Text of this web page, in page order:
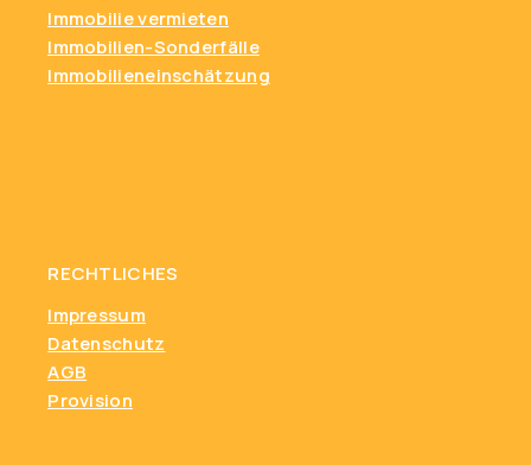
RECHTLICHES
Impressum
Datenschutz
AGB
Provision
Immobilie vermieten
Immobilien-Sonderfälle
Immobilieneinschätzung